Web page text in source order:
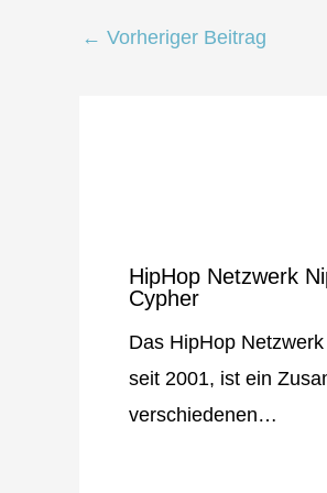
← Vorheriger Beitrag
HipHop Netzwerk
Cypher
Das HipHop
seit 2001, ist ein
verschiedenen…